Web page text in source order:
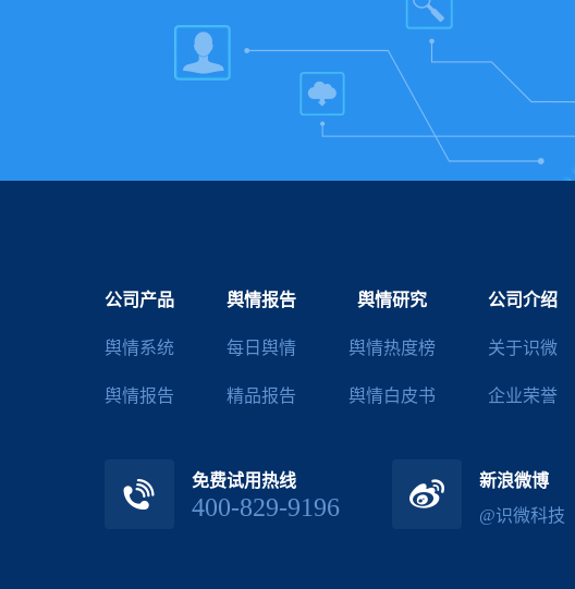
公司产品
舆情系统
舆情报告
舆情报告
每日舆情
精品报告
舆情研究
舆情热度榜
舆情白皮书
公司介绍
关于识微
企业荣誉
免费试用热线
400-829-9196
新浪微博
@识微科技